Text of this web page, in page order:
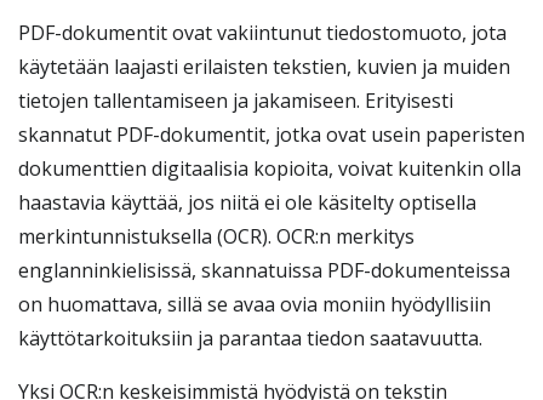
PDF-dokumentit ovat vakiintunut tiedostomuoto, jota
käytetään laajasti erilaisten tekstien, kuvien ja muiden
tietojen tallentamiseen ja jakamiseen. Erityisesti
skannatut PDF-dokumentit, jotka ovat usein paperisten
dokumenttien digitaalisia kopioita, voivat kuitenkin olla
haastavia käyttää, jos niitä ei ole käsitelty optisella
merkintunnistuksella (OCR). OCR:n merkitys
englanninkielisissä, skannatuissa PDF-dokumenteissa
on huomattava, sillä se avaa ovia moniin hyödyllisiin
käyttötarkoituksiin ja parantaa tiedon saatavuutta.
Yksi OCR:n keskeisimmistä hyödyistä on tekstin